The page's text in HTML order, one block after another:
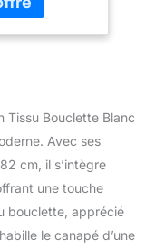
Tissu Bouclette Blanc
Avec ses
cm, il s’intègre
une touche
bouclette, apprécié
le canapé d’une